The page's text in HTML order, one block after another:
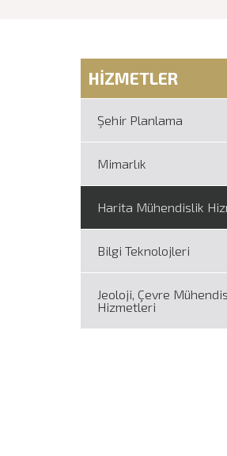
HİZMETLER
Şehir Planlama
Mimarlık
Harita Mühendislik
Bilgi Teknolojleri
Jeoloji, Çevre
Hizmetleri